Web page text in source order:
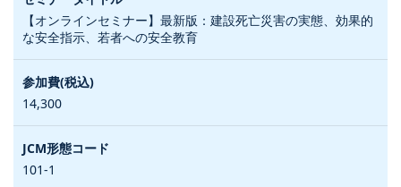
【オンラインセミナー】最新版：建設死亡災害の実態、効果的
な安全指示、若者への安全教育
14,300
101-1